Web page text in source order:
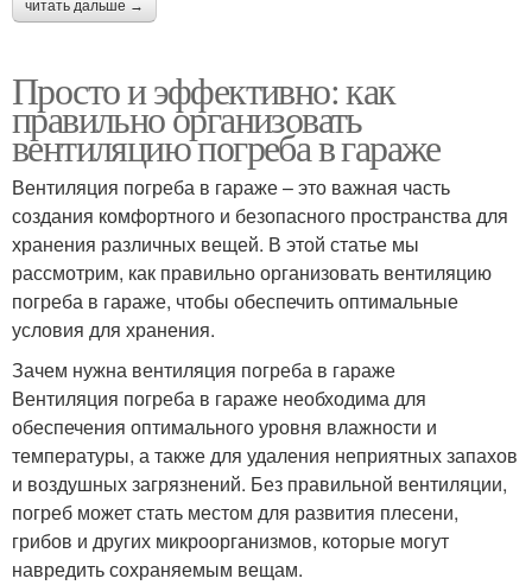
читать дальше →
Просто и эффективно: как
правильно организовать
вентиляцию погреба в гараже
Вентиляция погреба в гараже – это важная часть
создания комфортного и безопасного пространства для
хранения различных вещей. В этой статье мы
рассмотрим, как правильно организовать вентиляцию
погреба в гараже, чтобы обеспечить оптимальные
условия для хранения.
Зачем нужна вентиляция погреба в гараже
Вентиляция погреба в гараже необходима для
обеспечения оптимального уровня влажности и
температуры, а также для удаления неприятных запахов
и воздушных загрязнений. Без правильной вентиляции,
погреб может стать местом для развития плесени,
грибов и других микроорганизмов, которые могут
навредить сохраняемым вещам.